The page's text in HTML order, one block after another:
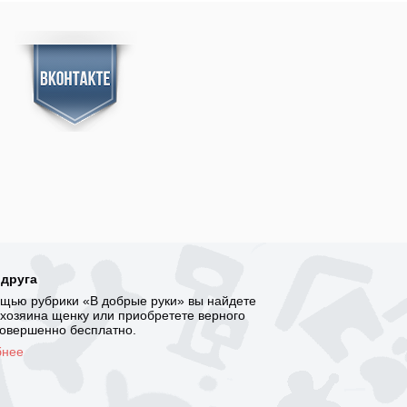
рубрики «В добрые руки» вы найдете
щенку или приобретете верного
бесплатно.